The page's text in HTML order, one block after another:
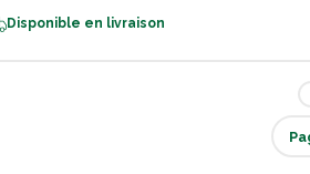
Disponible en livraison